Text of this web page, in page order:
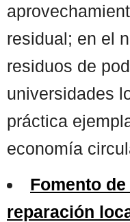
residual; en el
residuos de
universidades
práctica
economía
Fomento
reparación